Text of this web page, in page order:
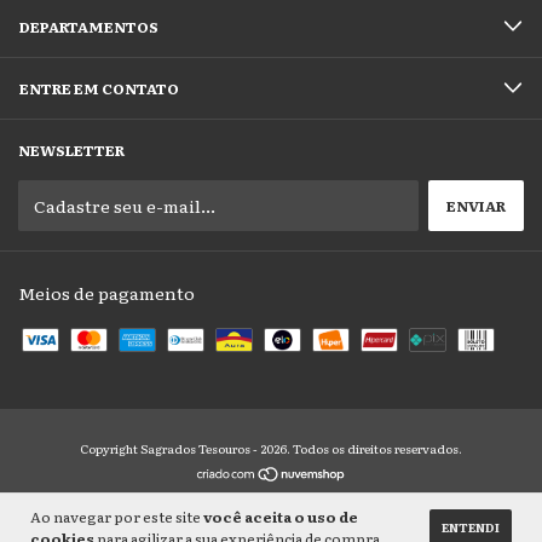
Ao navegar por este sitevocê aceita o uso de
ENTENDI
DEPARTAMENTOS
ENTRE EM CONTATO
NEWSLETTER
Meios de pagamento
Copyright Sagrados Tesouros - 2026. Todos os direitos reservados.